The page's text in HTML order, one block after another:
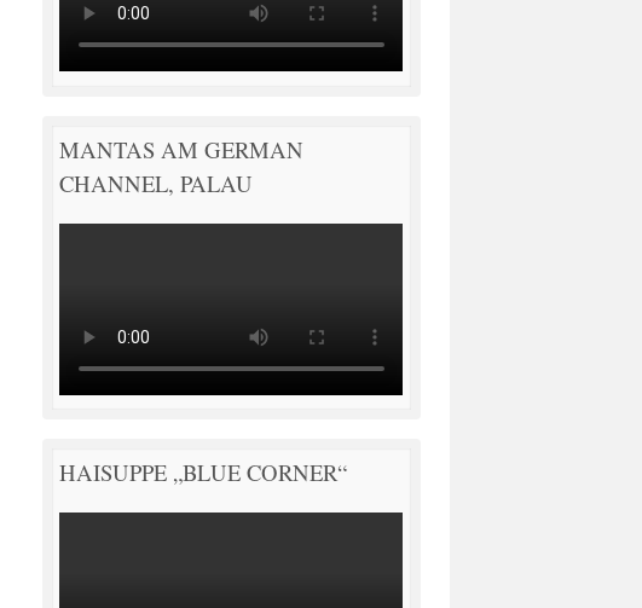
MANTAS AM GERMAN
CHANNEL, PALAU
HAISUPPE „BLUE CORNER“